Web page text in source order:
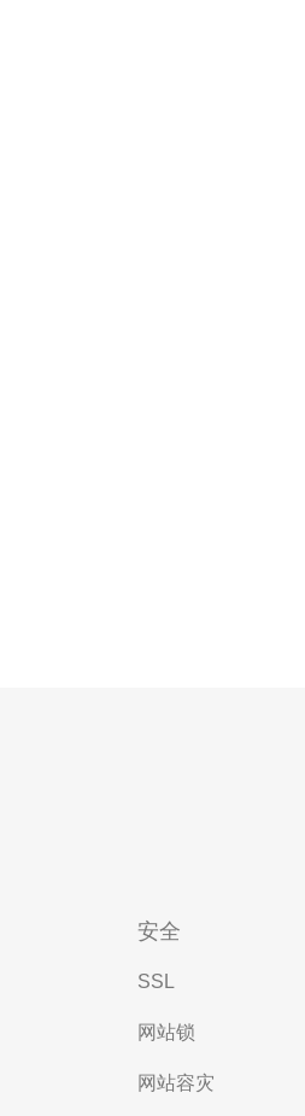
安全
SSL
网站锁
网站容灾